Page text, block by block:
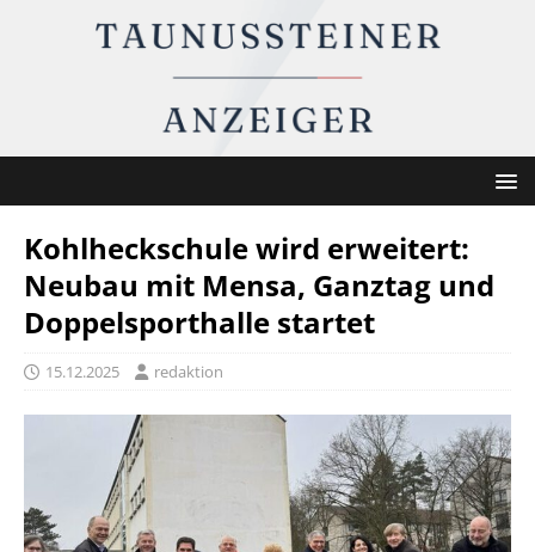
Kohlheckschule wird erweitert:
Neubau mit Mensa, Ganztag und
Doppelsporthalle startet
15.12.2025 redaktion